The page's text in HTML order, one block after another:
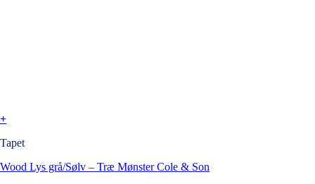
+
Tapet
Wood Lys grå/Sølv – Træ Mønster Cole & Son